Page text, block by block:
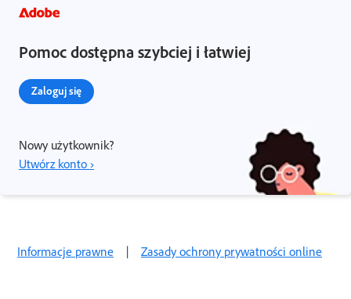
Pomoc dostępna szybciej i łatwiej
Zaloguj się
Nowy użytkownik?
Utwórz konto ›
Informacje prawne | Zasady ochrony prywatności online